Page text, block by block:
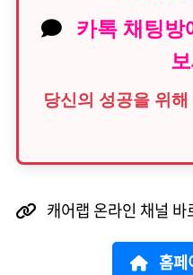
카톡 채팅방
당신의 성공을 위
캐어랩 온라인 채널 바
홈